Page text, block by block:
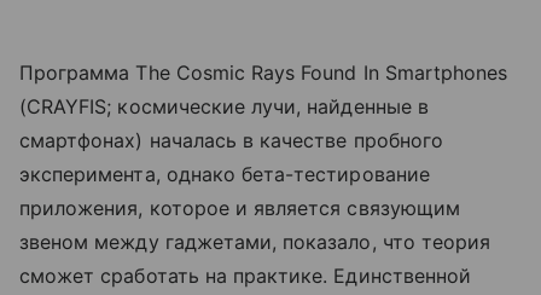
Программа The Cosmic Rays Found In Smartphones
(CRAYFIS; космические лучи, найденные в
смартфонах) началась в качестве пробного
эксперимента, однако бета-тестирование
приложения, которое и является связующим
звеном между гаджетами, показало, что теория
сможет сработать на практике. Единственной